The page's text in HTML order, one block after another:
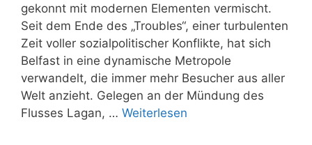
gekonnt mit modernen Elementen vermischt.
Seit dem Ende des „Troubles“, einer turbulenten
Zeit voller sozialpolitischer Konflikte, hat sich
Belfast in eine dynamische Metropole
verwandelt, die immer mehr Besucher aus aller
Welt anzieht. Gelegen an der Mündung des
Flusses Lagan, … Weiterlesen